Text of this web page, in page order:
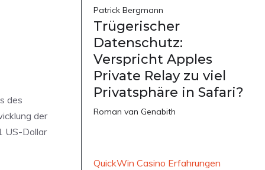
des
der
US-Dollar
Patrick Bergmann
Trügerischer
Datenschutz:
Verspricht Apples
Private Relay zu viel
Privatsphäre in Safari?
Roman van Genabith
QuickWin Casino Erfahrungen